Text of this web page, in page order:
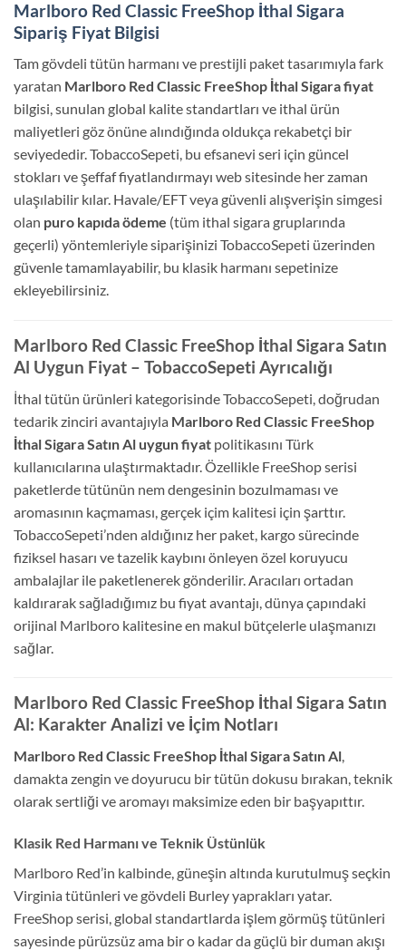
Marlboro Red Classic FreeShop İthal Sigara
Sipariş Fiyat Bilgisi
Tam gövdeli tütün harmanı ve prestijli paket tasarımıyla fark
yaratan Marlboro Red Classic FreeShop İthal Sigara fiyat
bilgisi, sunulan global kalite standartları ve ithal ürün
maliyetleri göz önüne alındığında oldukça rekabetçi bir
seviyededir. TobaccoSepeti, bu efsanevi seri için güncel
stokları ve şeffaf fiyatlandırmayı web sitesinde her zaman
ulaşılabilir kılar. Havale/EFT veya güvenli alışverişin simgesi
olan puro kapıda ödeme (tüm ithal sigara gruplarında
geçerli) yöntemleriyle siparişinizi TobaccoSepeti üzerinden
güvenle tamamlayabilir, bu klasik harmanı sepetinize
ekleyebilirsiniz.
Marlboro Red Classic FreeShop İthal Sigara Satın
Al Uygun Fiyat – TobaccoSepeti Ayrıcalığı
İthal tütün ürünleri kategorisinde TobaccoSepeti, doğrudan
tedarik zinciri avantajıyla Marlboro Red Classic FreeShop
İthal Sigara Satın Al uygun fiyat politikasını Türk
kullanıcılarına ulaştırmaktadır. Özellikle FreeShop serisi
paketlerde tütünün nem dengesinin bozulmaması ve
aromasının kaçmaması, gerçek içim kalitesi için şarttır.
TobaccoSepeti’nden aldığınız her paket, kargo sürecinde
fiziksel hasarı ve tazelik kaybını önleyen özel koruyucu
ambalajlar ile paketlenerek gönderilir. Aracıları ortadan
kaldırarak sağladığımız bu fiyat avantajı, dünya çapındaki
orijinal Marlboro kalitesine en makul bütçelerle ulaşmanızı
sağlar.
Marlboro Red Classic FreeShop İthal Sigara Satın
Al: Karakter Analizi ve İçim Notları
Marlboro Red Classic FreeShop İthal Sigara Satın Al,
damakta zengin ve doyurucu bir tütün dokusu bırakan, teknik
olarak sertliği ve aromayı maksimize eden bir başyapıttır.
Klasik Red Harmanı ve Teknik Üstünlük
Marlboro Red’in kalbinde, güneşin altında kurutulmuş seçkin
Virginia tütünleri ve gövdeli Burley yaprakları yatar.
FreeShop serisi, global standartlarda işlem görmüş tütünleri
sayesinde pürüzsüz ama bir o kadar da güçlü bir duman akışı